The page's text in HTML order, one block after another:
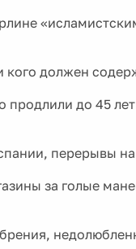
должен
продлили до 45
перерывы
за голые